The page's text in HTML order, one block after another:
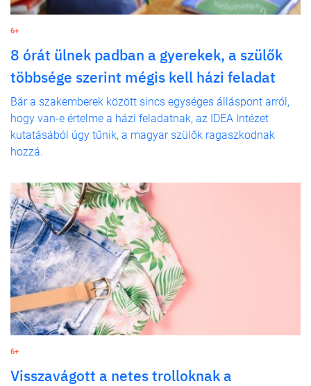
6+
8 órát ülnek padban a gyerekek, a szülők
többsége szerint mégis kell házi feladat
Bár a szakemberek között sincs egységes álláspont arról,
hogy van-e értelme a házi feladatnak, az IDEA Intézet
kutatásából úgy tűnik, a magyar szülők ragaszkodnak
hozzá.
6+
Visszavágott a netes trolloknak a